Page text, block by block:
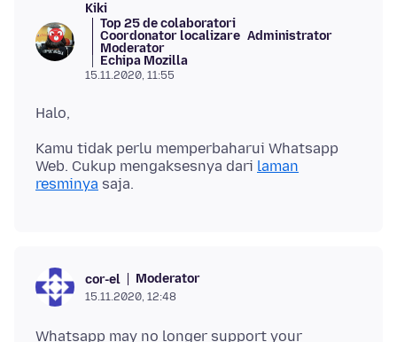
Kiki
Top 25 de colaboratori
Coordonator localizare Administrator
Moderator
Echipa Mozilla
15.11.2020, 11:55
Kamu tidak perlu memperbaharui Whatsapp
Web. Cukup mengaksesnya dari laman
resminya
cor-el Moderator
15.11.2020, 12:48
Whatsapp may no longer support your